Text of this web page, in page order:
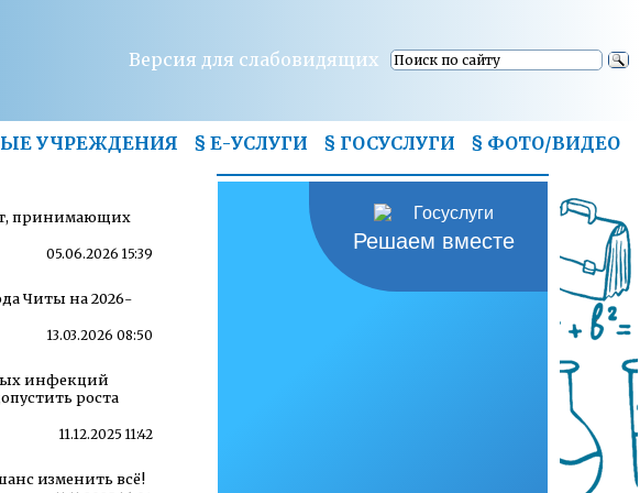
Версия для слабовидящих
УЧРЕЖДЕНИЯ § Е-УСЛУГИ § ГОСУСЛУГИ § ФОТО/ВИДЕО
принимающих
05.06.2026 15:39
Читы на 2026-
13.03.2026 08:50
инфекций
роста
11.12.2025 11:42
изменить всё!
Решаем вместе